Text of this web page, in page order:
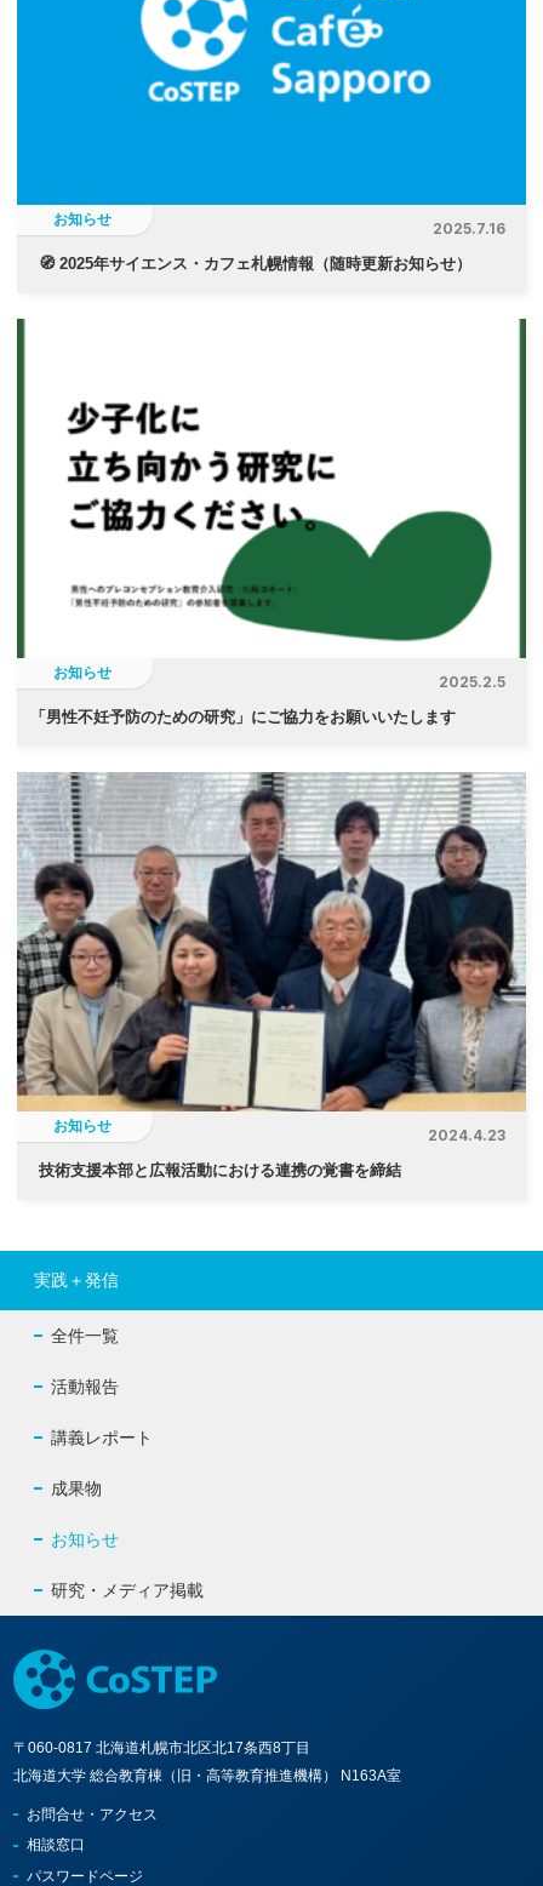
お知らせ
2025.7.16
🧭 2025年サイエンス・カフェ札幌情報（随時更新お知らせ）
お知らせ
2025.2.5
「男性不妊予防のための研究」にご協力をお願いいたします
お知らせ
2024.4.23
技術支援本部と広報活動における連携の覚書を締結
実践＋発信
全件一覧
活動報告
講義レポート
成果物
お知らせ
研究・メディア掲載
〒060-0817 北海道札幌市北区北17条西8丁目
北海道大学 総合教育棟（旧・高等教育推進機構） N163A室
お問合せ・アクセス
相談窓口
パスワードページ